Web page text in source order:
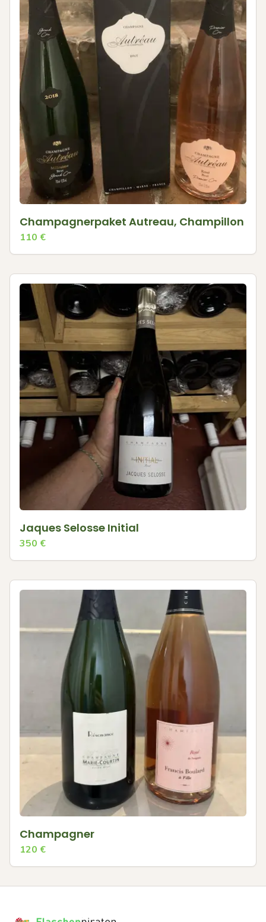
Champagnerpaket Autreau, Champillon
110 €
Jaques Selosse Initial
350 €
Champagner
120 €